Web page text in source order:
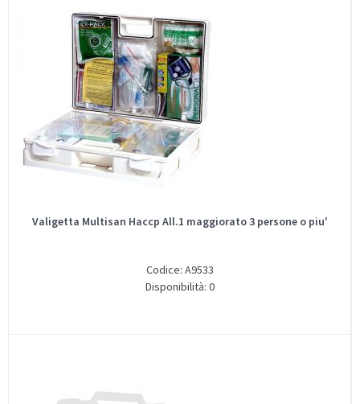
Valigetta Multisan Haccp All.1 maggiorato 3 persone o piu'
Codice: A9533
Disponibilità: 0